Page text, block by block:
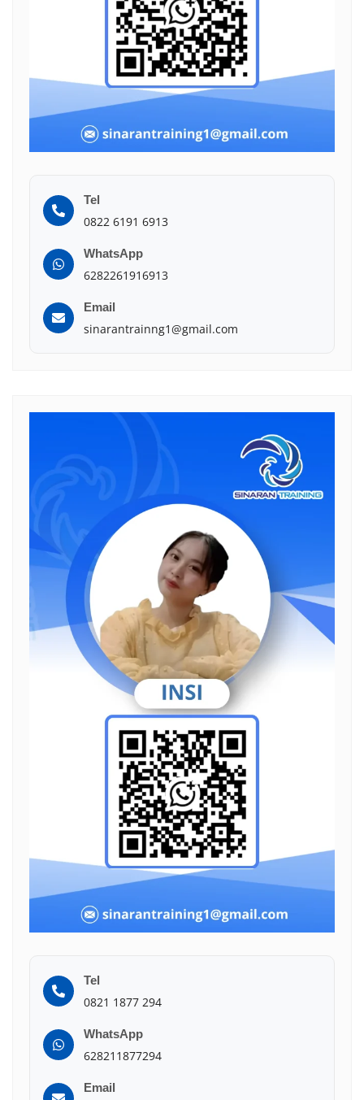
Tel
0822 6191 6913
WhatsApp
6282261916913
Email
sinarantrainng1@gmail.com
Tel
0821 1877 294
WhatsApp
628211877294
Email